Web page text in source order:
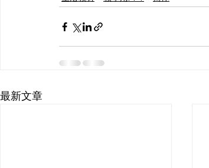
最新文章